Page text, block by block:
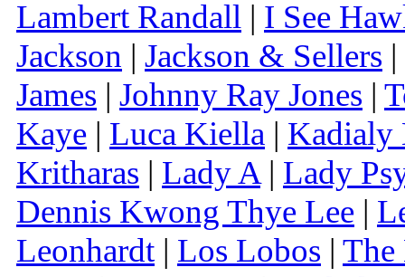
Lambert Randall | I See
Jackson | Jackson & Sellers |
James | Johnny Ray Jones |
Kaye | Luca Kiella | Kadialy
Kritharas | Lady A| Lady
Dennis Kwong Thye Lee |
Leonhardt | Los Lobos | The